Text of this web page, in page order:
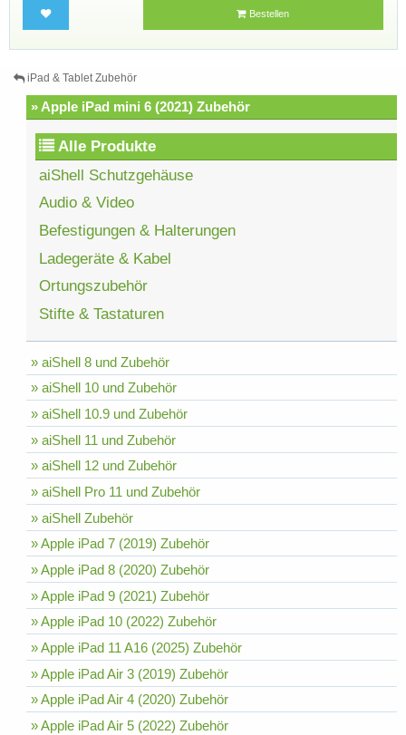
Bestellen
iPad & Tablet Zubehör
» Apple iPad mini 6 (2021) Zubehör
Alle Produkte
aiShell Schutzgehäuse
Audio & Video
Befestigungen & Halterungen
Ladegeräte & Kabel
Ortungszubehör
Stifte & Tastaturen
» aiShell 8 und Zubehör
» aiShell 10 und Zubehör
» aiShell 10.9 und Zubehör
» aiShell 11 und Zubehör
» aiShell 12 und Zubehör
» aiShell Pro 11 und Zubehör
» aiShell Zubehör
» Apple iPad 7 (2019) Zubehör
» Apple iPad 8 (2020) Zubehör
» Apple iPad 9 (2021) Zubehör
» Apple iPad 10 (2022) Zubehör
» Apple iPad 11 A16 (2025) Zubehör
» Apple iPad Air 3 (2019) Zubehör
» Apple iPad Air 4 (2020) Zubehör
» Apple iPad Air 5 (2022) Zubehör